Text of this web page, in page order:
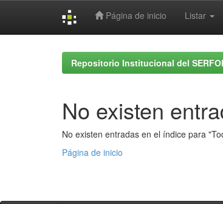
Página de inicio Listar
Repositorio Institucional del
No existen
No existen entradas en el índice para
Página de inicio